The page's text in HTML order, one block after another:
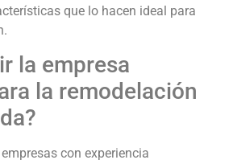
que lo hacen ideal para
la empresa
la remodelación
con experiencia